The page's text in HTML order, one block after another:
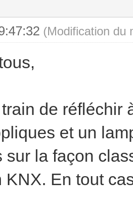
(Modification du
de réfléchir
et un
sur la façon
KNX. En tout